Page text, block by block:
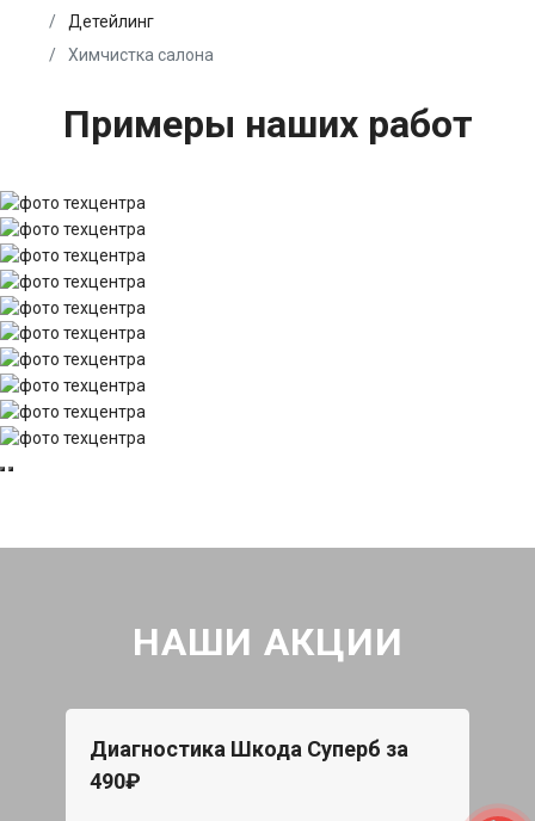
Детейлинг
Химчистка салона
Примеры наших работ
НАШИ АКЦИИ
Диагностика Шкода Суперб за
490₽